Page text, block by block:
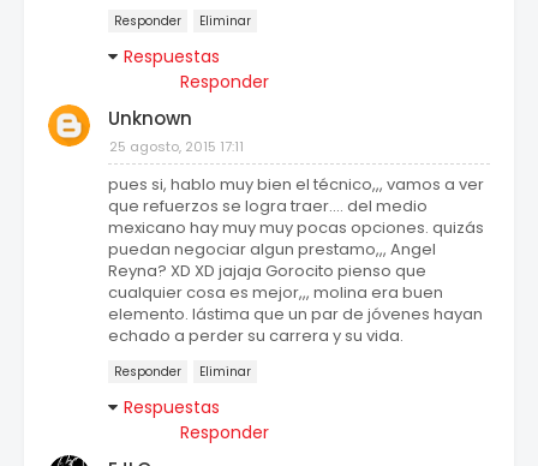
Responder Eliminar
Respuestas
Responder
Unknown
25 agosto, 2015 17:11
pues si, hablo muy bien el técnico,,, vamos a ver
que refuerzos se logra traer.... del medio
mexicano hay muy muy pocas opciones. quizás
puedan negociar algun prestamo,,, Angel
Reyna? XD XD jajaja Gorocito pienso que
cualquier cosa es mejor,,, molina era buen
elemento. lástima que un par de jóvenes hayan
echado a perder su carrera y su vida.
Responder Eliminar
Respuestas
Responder